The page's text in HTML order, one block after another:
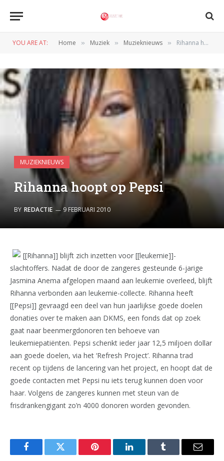
YOU ARE AT: Home » Muziek » Muzieknieuws » Rihanna hoopt op Pepsi
MUZIEKNIEUWS
Rihanna hoopt op Pepsi
BY REDACTIE 9 FEBRUARI 2010
[[Rihanna]] blijft zich inzetten voor [[leukemie]]-
slachtoffers. Nadat de door de zangeres gesteunde 6-jarige
Jasmina Anema afgelopen maand aan leukemie overleed, blijft
Rihanna verbonden aan leukemie-collecte. Rihanna heeft
[[Pepsi]] gevraagd een deel van hun jaarlijkse goede doelen
donaties over te maken aan DKMS, een fonds dat op zoek
gaat naar beenmergdonoren ten behoeve van
leukemiepatiënten. Pepsi schenkt ieder jaar 12,5 miljoen dollar
aan goede doelen, via het ‘Refresh Project’. Rihanna trad
recent op tijdens de lancering van het project, en hoopt dat de
goede contacten met Pepsi nu iets terug kunnen doen voor
haar. Volgens de zangeres kunnen met steun van de
frisdrankengigant zo’n 4000 donoren worden gevonden.
FacebookTwitter Pinterest LinkedInTumblr Email